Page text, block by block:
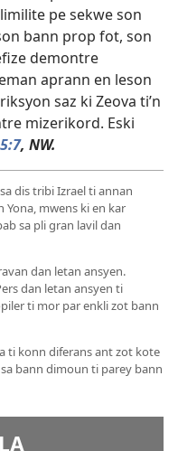
pe sekwe son
bann prop fot, son
demontre
aprann en leson
saz ki Zeova ti’n
mizerikord. Eski
, NW.
dis tribi Izrael ti annan
Yona, mwens ki en kar
sa pli gran lavil dan
dan letan ansyen.
dan letan ansyen ti
ti mor par enkli zot bann
ti konn diferans ant zot kote
bann dimoun ti parey bann